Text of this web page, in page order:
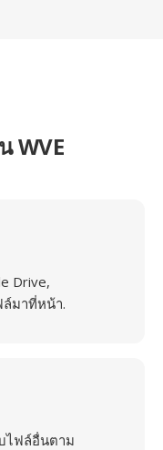
WVE
Drive,
ล์มาที่หน้า.
ไฟล์อื่นตาม